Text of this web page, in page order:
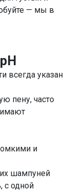
— мы в
всегда указан
пену, часто
и
шампуней
с одной